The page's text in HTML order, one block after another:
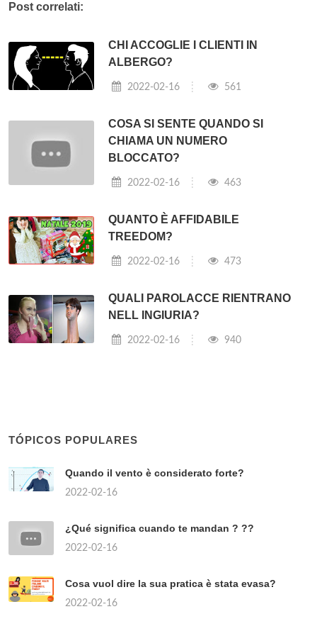
Post correlati:
CHI ACCOGLIE I CLIENTI IN
ALBERGO?
2022-02-16 561
COSA SI SENTE QUANDO SI
CHIAMA UN NUMERO
BLOCCATO?
2022-02-16 463
QUANTO È AFFIDABILE
TREEDOM?
2022-02-16 473
QUALI PAROLACCE RIENTRANO
NELL INGIURIA?
2022-02-16 940
TÓPICOS POPULARES
Quando il vento è considerato forte?
2022-02-16
¿Qué significa cuando te mandan ? ??
2022-02-16
Cosa vuol dire la sua pratica è stata evasa?
2022-02-16